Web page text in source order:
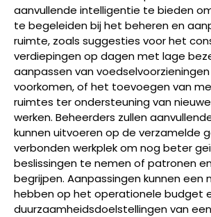
aanvullende intelligentie te bieden
te begeleiden bij het beheren en
ruimte, zoals suggesties voor het
verdiepingen op dagen met lage
aanpassen van
voorkomen, of het toevoegen van
ruimtes ter ondersteuning van
werken. Beheerders zullen
kunnen uitvoeren op de verzamelde
verbonden werkplek om nog beter
beslissingen te nemen of patronen
begrijpen. Aanpassingen kunnen
hebben op het operationele budget
duurzaamheidsdoelstellingen van